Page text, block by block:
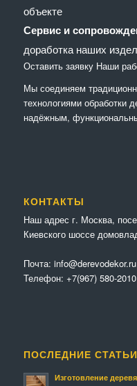
объекте
Сервис и
доработка наших
Оставить заявку Наши
Мы соединяем
технологиями обработки
надёжным,
КОНТАКТЫ
Наш адрес г. Москва,
Киевского шоссе
Почта: info@derevodekor.ru
Телефон: +7(967) 580-2010
ПОСЛЕДНИЕ СТАТЬИ
Изготовление